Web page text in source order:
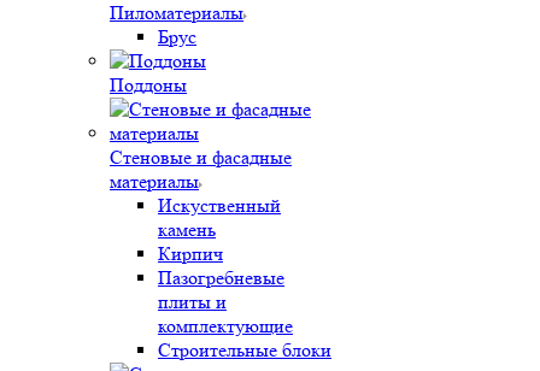
Пиломатериалы
Брус
Поддоны
Стеновые и фасадные
материалы
Искуственный
камень
Кирпич
Пазогребневые
плиты и
комплектующие
Строительные блоки